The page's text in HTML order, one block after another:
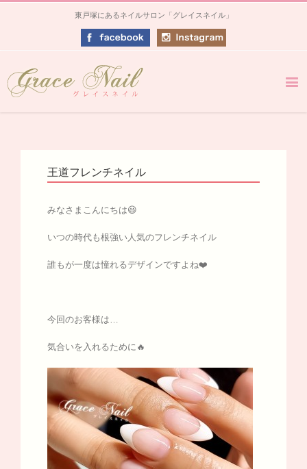
東戸塚にあるネイルサロン「グレイスネイル」
王道フレンチネイル
みなさまこんにちは😃
いつの時代も根強い人気のフレンチネイル
誰もが一度は憧れるデザインですよね❤️
今回のお客様は…
気合いを入れるために🔥